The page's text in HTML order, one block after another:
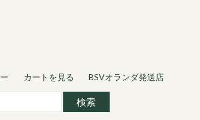
カートを見る BSVオランダ発送店